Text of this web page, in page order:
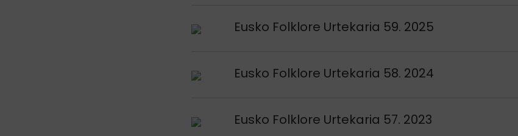
Eusko Folklore Urtekaria 59. 2025
Argitalpena ikusi
Eusko Folklore Urtekaria 58. 2024
Argitalpena ikusi
Eusko Folklore Urtekaria 57. 2023
Argitalpena ikusi